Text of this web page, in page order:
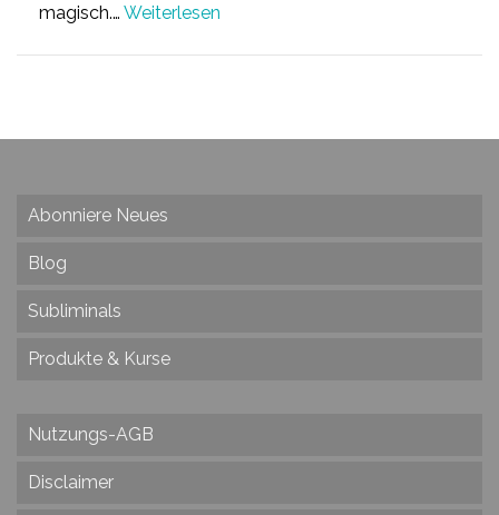
magisch.… Weiterlesen
Abonniere Neues
Blog
Subliminals
Produkte & Kurse
Nutzungs-AGB
Disclaimer